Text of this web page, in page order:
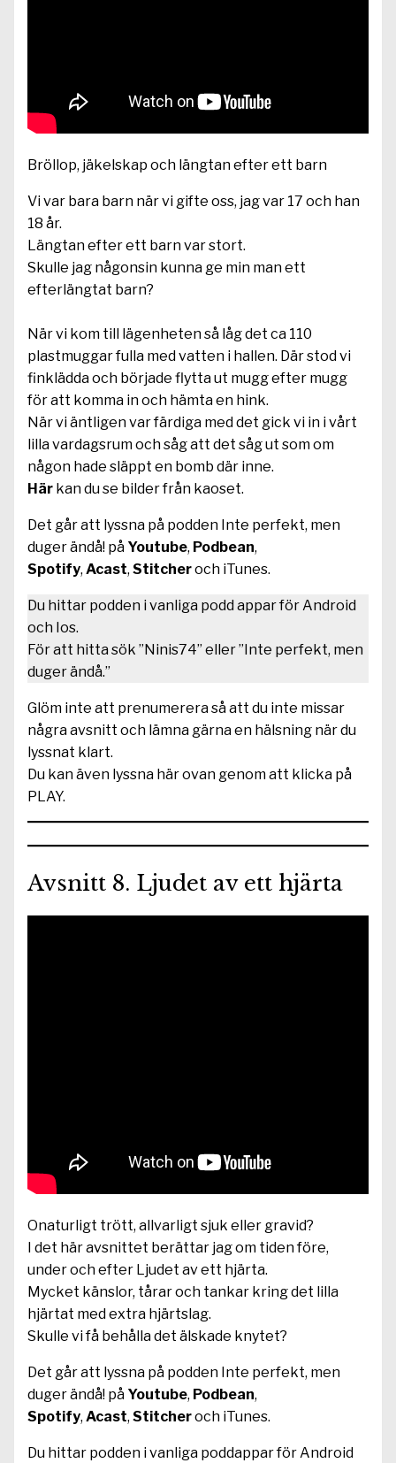
Bröllop, jäkelskap och längtan efter ett barn
Vi var bara barn när vi gifte oss, jag var 17 och han
18 år.
Längtan efter ett barn var stort.
Skulle jag någonsin kunna ge min man ett
efterlängtat barn?
När vi kom till lägenheten så låg det ca 110
plastmuggar fulla med vatten i hallen. Där stod vi
finklädda och började flytta ut mugg efter mugg
för att komma in och hämta en hink.
När vi äntligen var färdiga med det gick vi in i vårt
lilla vardagsrum och såg att det såg ut som om
någon hade släppt en bomb där inne.
Här kan du se bilder från kaoset.
Det går att lyssna på podden Inte perfekt, men
duger ändå! på Youtube, Podbean,
Spotify, Acast, Stitcheroch iTunes.
Du hittar podden i vanliga podd appar för Android
och Ios.
För att hitta sök ”Ninis74” eller ”Inte perfekt, men
duger ändå.”
Glöm inte att prenumerera så att du inte missar
några avsnitt och lämna gärna en hälsning när du
lyssnat klart.
Du kan även lyssna här ovan genom att klicka på
PLAY.
Avsnitt 8. Ljudet av ett hjärta
Onaturligt trött, allvarligt sjuk eller gravid?
I det här avsnittet berättar jag om tiden före,
under och efter Ljudet av ett hjärta.
Mycket känslor, tårar och tankar kring det lilla
hjärtat med extra hjärtslag.
Skulle vi få behålla det älskade knytet?
Det går att lyssna på podden Inte perfekt, men
duger ändå! på Youtube, Podbean,
Spotify, Acast, Stitcheroch iTunes.
Du hittar podden i vanliga poddappar för Android